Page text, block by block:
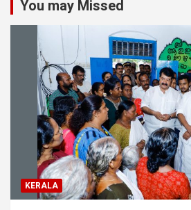
You may Missed
KERALA